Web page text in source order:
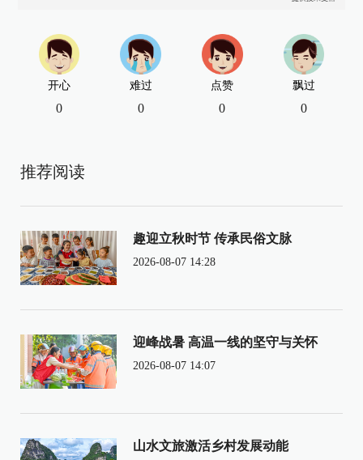
开心
0
难过
0
点赞
0
飘过
0
推荐阅读
趣迎立秋时节 传承民俗文脉
2026-08-07 14:28
迎峰战暑 高温一线的坚守与关怀
2026-08-07 14:07
山水文旅激活乡村发展动能